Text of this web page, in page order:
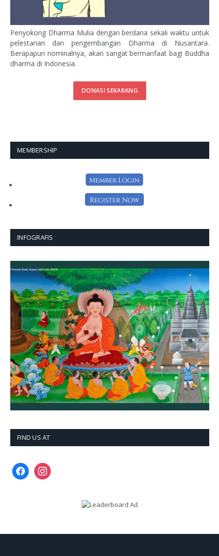
Penyokong Dharma Mulia dengan berdana sekali waktu untuk
pelestarian dan pengembangan Dharma di Nusantara.
Berapapun nominalnya, akan sangat bermanfaat bagi Buddha
dharma di Indonesia.
DONASI SEKARANG
MEMBERSHIP
INFOGRAFIS
FIND US AT
facebookinstagram